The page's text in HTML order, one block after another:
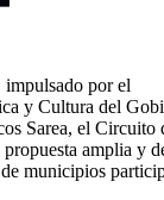
impulsado por el
y Cultura del
Sarea, el Circuito
amplia y
municipios